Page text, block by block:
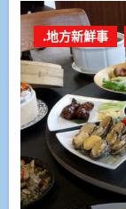
.地方新鮮事